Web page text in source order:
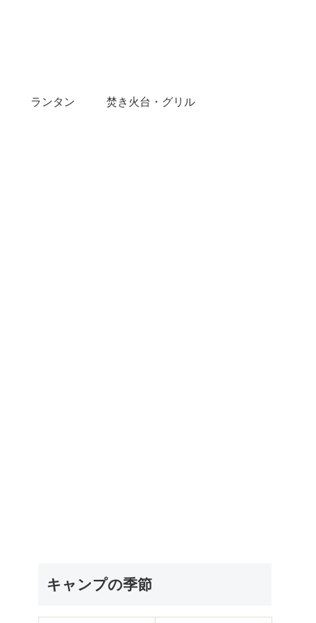
ランタン 焚き火台・グリル
キャンプの季節